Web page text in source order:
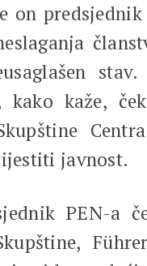
on
stav.
kako kaže,
javnost.
PEN-a